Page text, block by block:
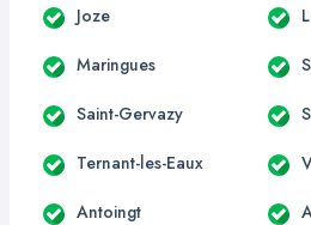
Joze
Maringues
Saint-Gervazy
Ternant-les-Eaux
Antoingt